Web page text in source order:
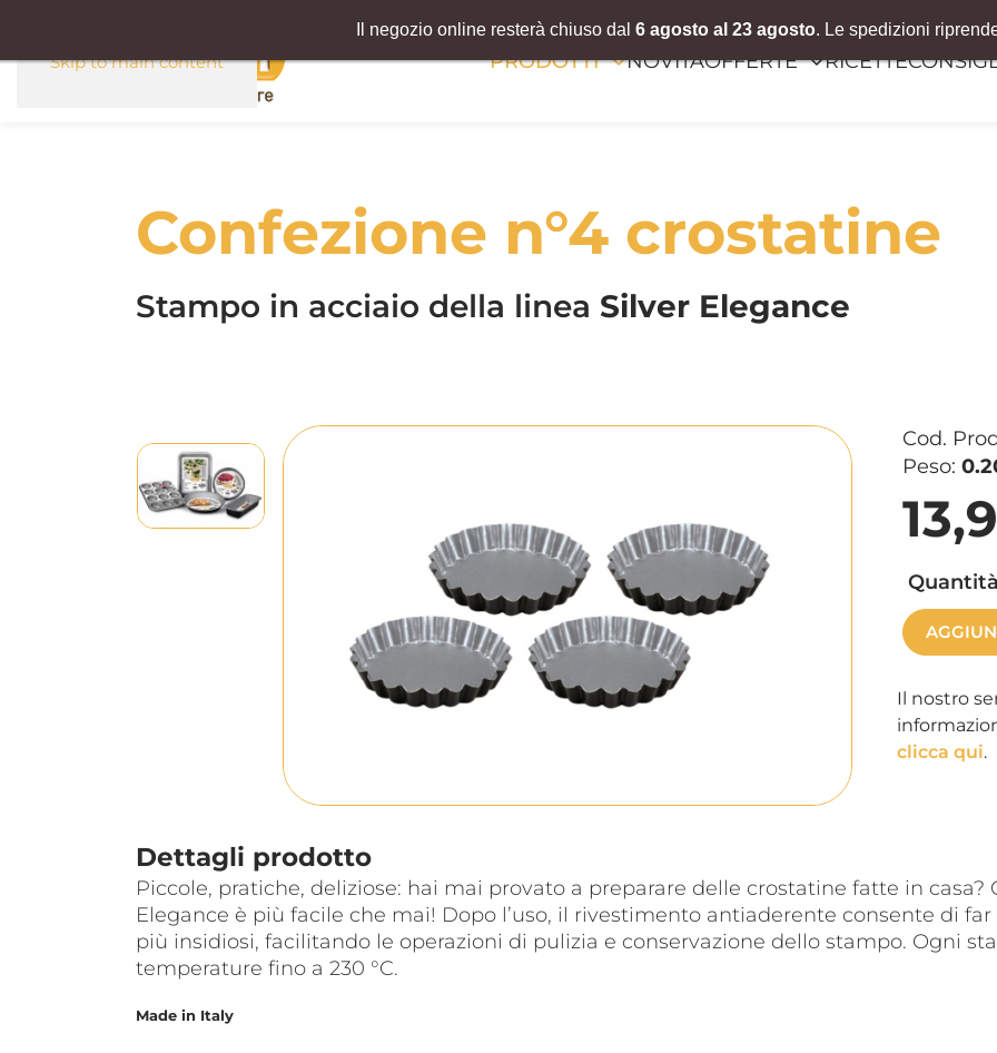
Skip to main content PRODOTTI NOVITÀOFFERTE RICETTE
Confezione n°4 crostatine
Stampo in acciaio della linea Silver Elegance
Cod.
Peso:
Il nostro
clicca qui.
Dettagli prodotto
Piccole, pratiche, deliziose: hai mai provato a preparare delle crostatine fatte in
Elegance è più facile che mai! Dopo l’uso, il rivestimento antiaderente consente di
più insidiosi, facilitando le operazioni di pulizia e conservazione dello stampo. Ogni
temperature fino a 230 °C.
Made in Italy
Il negozio online resterà chiuso dal 6 agosto al 23 agosto. Le spedizioni